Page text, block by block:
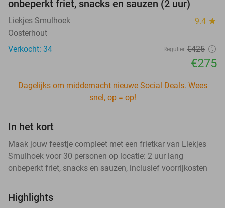
onbeperkt friet, snacks en sauzen (2 uur)
Liekjes Smulhoek 9.4 star
Oosterhout
Verkocht: 34
Regulier €425
€275
Dagelijks om middernacht nieuwe Social Deals. Wees
snel, op = op!
In het kort
Maak jouw feestje compleet met een frietkar van Liekjes
Smulhoek voor 30 personen op locatie: 2 uur lang
onbeperkt friet, snacks en sauzen, inclusief voorrijkosten
Highlights